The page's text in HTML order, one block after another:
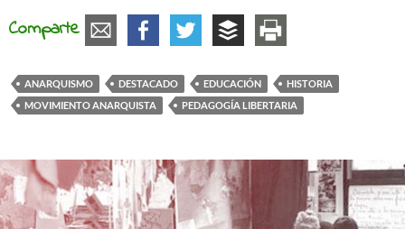
Comparte
ANARQUISMO DESTACADO EDUCACIÓN
HISTORIA
MOVIMIENTO ANARQUISTA
PEDAGOGÍA LIBERTARIA